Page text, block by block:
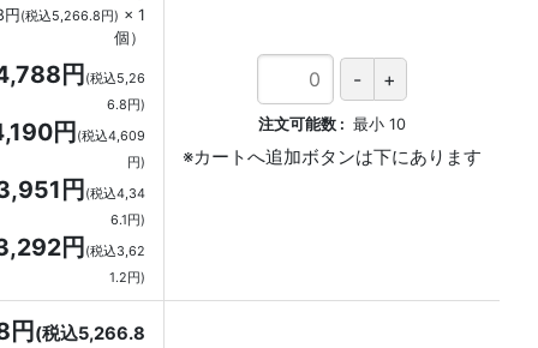
(税込5,266.8円) × 1
個 ）
円 (税込5,26
6.8円)
円 (税込4,609
円)
円 (税込4,34
6.1円)
円 (税込3,62
1.2円)
注文可能数 最小 10
円 (税込5,266.8